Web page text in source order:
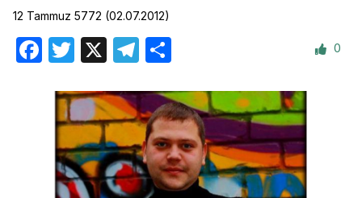
12 Tammuz 5772 (02.07.2012)
Facebook
Twitter Telegram 0